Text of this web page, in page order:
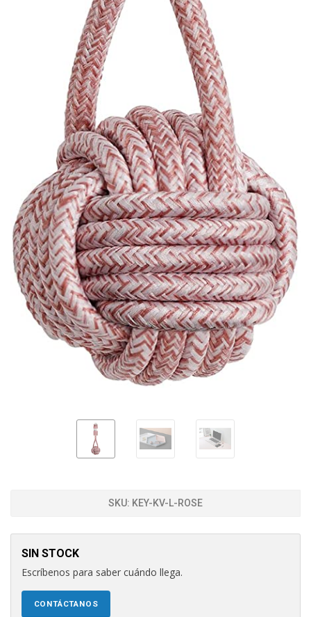
SKU: KEY-KV-L-ROSE
SIN STOCK
Escríbenos para saber cuándo llega.
CONTÁCTANOS